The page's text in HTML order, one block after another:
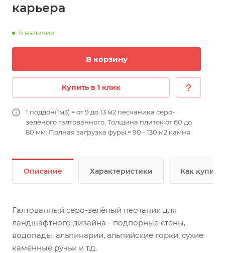
карьера
В наличии
В корзину
Купить в 1 клик
1 поддон(1м3) = от 9 до 13 м2 песчаника серо-
зелёного галтованного. Толщина плиток от 60 до
80 мм. Полная загрузка фуры = 90 - 130 м2 камня.
Описание Характеристики Как купить
Галтованный серо-зелёный песчаник для
ландшафтного дизайна - подпорные стены,
водопады, альпинарии, альпийские горки, сухие
каменные ручьи и т.д.